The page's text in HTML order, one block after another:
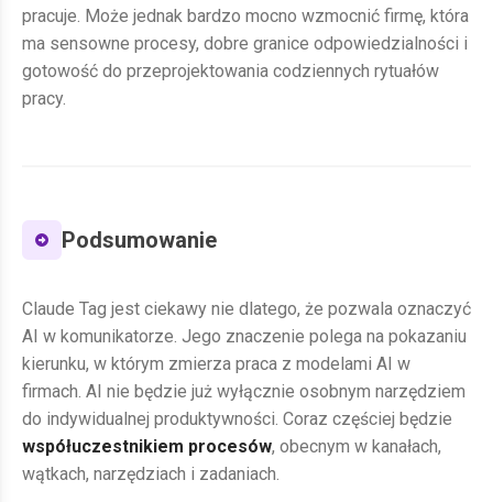
pracuje. Może jednak bardzo mocno wzmocnić firmę, która
ma sensowne procesy, dobre granice odpowiedzialności i
gotowość do przeprojektowania codziennych rytuałów
pracy.
Podsumowanie
Claude Tag jest ciekawy nie dlatego, że pozwala oznaczyć
AI w komunikatorze. Jego znaczenie polega na pokazaniu
kierunku, w którym zmierza praca z modelami AI w
firmach. AI nie będzie już wyłącznie osobnym narzędziem
do indywidualnej produktywności. Coraz częściej będzie
współuczestnikiem procesów, obecnym w kanałach,
wątkach, narzędziach i zadaniach.